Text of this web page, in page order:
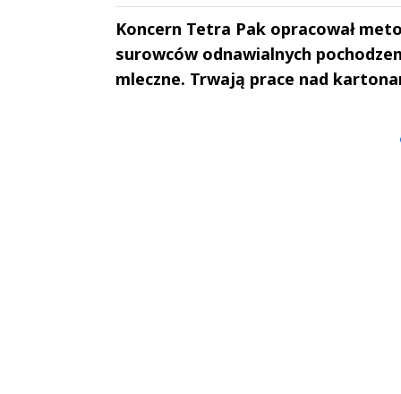
Koncern Tetra Pak opracował
surowców odnawialnych
mleczne. Trwają prace nad
Andrzej i Marta
Marta i